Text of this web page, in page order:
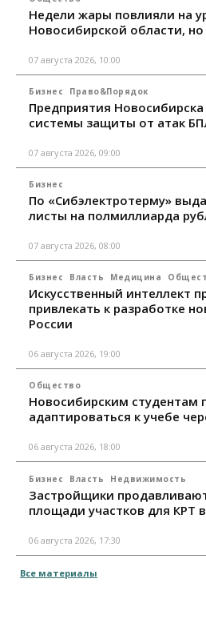
Недели жары повлияли на
Новосибирской области,
07 августа 2026, 10:00
Бизнес Право&Порядок
Предприятия
системы защиты от атак
07 августа 2026, 09:00
Бизнес
По «Сибэлектротерму»
листы на полмиллиарда
07 августа 2026, 08:00
Бизнес Власть Медицина
Искусственный интеллект
привлекать к разработке
России
06 августа 2026, 19:00
Общество
Новосибирским студентам
адаптироваться к учебе
06 августа 2026, 18:00
Бизнес Власть Недвижимость
Застройщики
площади участков для КРТ
06 августа 2026, 17:30
Все материалы